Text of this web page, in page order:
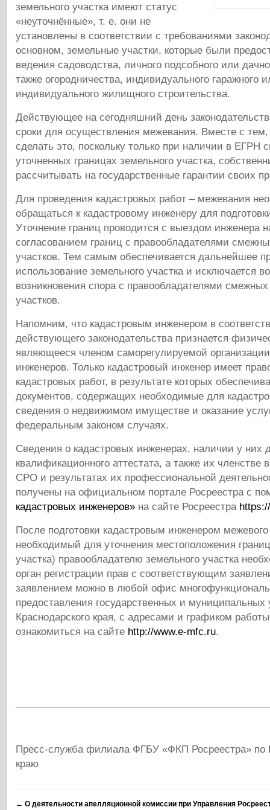
земельного участка имеют статус
«неуточнённые», т. е. они не
установлены в соответствии с требованиями
основном, земельные участки, которые были
ведения садоводства, личного подсобного или
также огородничества, индивидуального гаражного
индивидуального жилищного строительства.
Действующее на сегодняшний день
сроки для осуществления межевания. Вместе с
сделать это, поскольку только при наличии в ЕГРН
уточненных границах земельного участка,
рассчитывать на государственные гарантии своих
Для проведения кадастровых работ – межевания
обращаться к кадастровому инженеру для
Уточнение границ проводится с выездом инженера
согласованием границ с правообладателями
участков. Тем самым обеспечивается дальнейшее
использование земельного участка и исключается
возникновения спора с правообладателями
участков.
Напомним, что кадастровым инженером в
действующего законодательства признается
являющееся членом саморегулируемой
инженеров. Только кадастровый инженер имеет
кадастровых работ, в результате которых
документов, содержащих необходимые для
сведения о недвижимом имуществе и оказание
федеральным законом случаях.
Сведения о кадастровых инженерах, наличии у них
квалификационного аттестата, а также их членстве
СРО и результатах их профессиональной
получены на официальном портале Росреестра с
кадастровых инженеров» на сайте Росреестра
После подготовки кадастровым инженером
необходимый для уточнения местоположения
участка) правообладателю земельного участка
орган регистрации прав с соответствующим
заявлением можно в любой офис
предоставления государственных и муниципальных
Краснодарского края, с адресами и графиком
ознакомиться на сайте http://www.e-mfc.ru.
Пресс-служба филиала ФГБУ «ФКП Росреестра» по
краю
← О деятельности апелляционной комиссии при Управления